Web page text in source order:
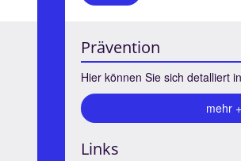
Prävention
Hier können Sie sich detalliert
mehr +
Links